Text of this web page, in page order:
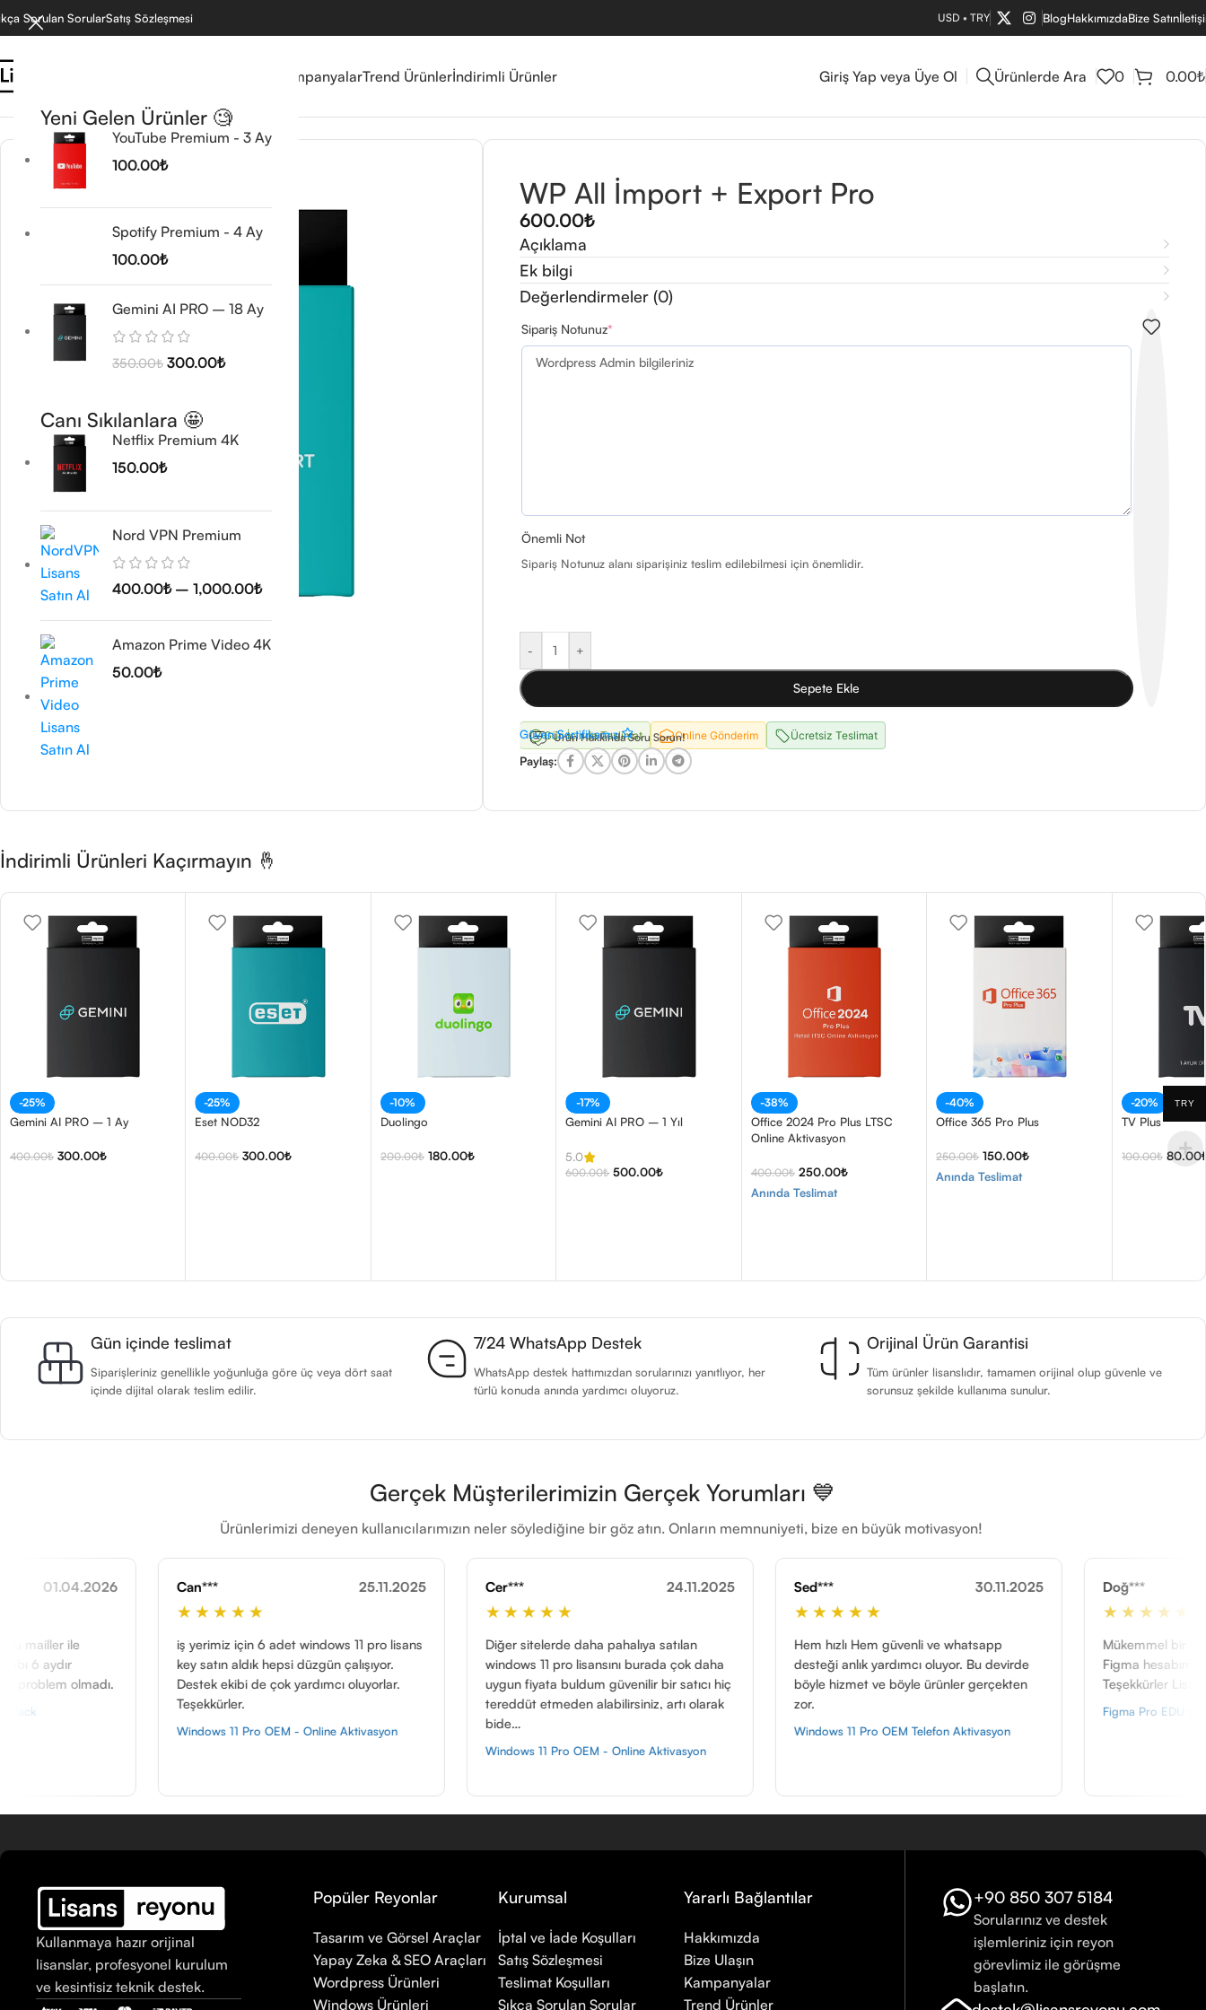
Yeni Gelen Ürünler 🧐
YouTube Premium - 3 Ay
100.00₺
Spotify Premium - 4 Ay
100.00₺
Gemini AI PRO – 18 Ay
350.00₺ 300.00₺
Canı Sıkılanlara 🤩
Netflix Premium 4K
150.00₺
Nord VPN Premium
400.00₺ – 1,000.00₺
Amazon Prime Video 4K
50.00₺
Sorulan SorularSatış Sözleşmesi USD •TRY BlogHakkımızdaBize Satın
KampanyalarTrend Ürünlerİndirimli Ürünler Giriş Yap veya Üye Ol Ürünlerde Ara 0 0.00₺
Ana Sayfa Wordpress Ürünleri Eklentiler /WP All İmport + Export Pro
WP All İmport + Export Pro
600.00₺
Açıklama
Ek bilgi
Değerlendirmeler (0)
Sipariş Notunuz*
Önemli Not
Sipariş Notunuz alanı siparişiniz teslim edilebilmesi için önemlidir.
- +
Sepete Ekle
Gün İçinde Teslimat Online Gönderim Ücretsiz Teslimat
Ürün Hakkında Soru Sorun!
Güven Sertifikamız
Paylaş:
İndirimli Ürünleri Kaçırmayın 🤞
-25%
Gemini AI PRO – 1 Ay
400.00₺ 300.00₺
-25%
Eset NOD32
400.00₺ 300.00₺
-10%
Duolingo
200.00₺ 180.00₺
-17%
Gemini AI PRO – 1 Yıl
5.0
600.00₺ 500.00₺
-38%
Office 2024 Pro Plus LTSC
Online Aktivasyon
400.00₺ 250.00₺
Anında Teslimat
-40%
Office 365 Pro Plus
250.00₺ 150.00₺
Anında Teslimat
-20%
TV Plus
100.00₺ 80.00
Gün içinde teslimat
Siparişleriniz genellikle yoğunluğa göre üç veya dört saat
içinde dijital olarak teslim edilir.
7/24 WhatsApp Destek
WhatsApp destek hattımızdan sorularınızı yanıtlıyor, her
türlü konuda anında yardımcı oluyoruz.
Orijinal Ürün Garantisi
Tüm ürünler lisanslıdır, tamamen orijinal olup güvenle ve
sorunsuz şekilde kullanıma sunulur.
Gerçek Müşterilerimizin Gerçek Yorumları 💙
Ürünlerimizi deneyen kullanıcılarımızın neler söylediğine bir göz atın. Onların memnuniyeti, bize en büyük motivasyon!
Can*** 25.11.2025
iş yerimiz için 6 adet windows 11 pro lisans
key satın aldık hepsi düzgün çalışıyor.
Destek ekibi de çok yardımcı oluyorlar.
Windows 11 Pro OEM - Online Aktivasyon
Cer*** 24.11.2025
Diğer sitelerde daha pahalıya satılan
windows 11 pro lisansını burada çok daha
uygun fiyata buldum güvenilir bir satıcı hiç
tereddüt etmeden alabilirsiniz, artı olarak
bide…
Windows 11 Pro OEM - Online Aktivasyon
Sed*** 30.11.2025
Hem hızlı Hem güvenli ve whatsapp
desteği anlık yardımcı oluyor. Bu devirde
böyle hizmet ve böyle ürünler gerçekten
zor.
Windows 11 Pro OEM Telefon Aktivasyon
Doğ*** 13.12.2025
Mükemmel bir şey ya, yarım saat filan oldu
Figma hesabım EDU Pro plana dönüştü.
Teşekkürler Lisans Reyonu
Kullanmaya hazır orijinal
lisanslar, profesyonel kurulum
ve kesintisiz teknik destek.
Popüler Reyonlar
Tasarım ve Görsel Araçlar
Yapay Zeka & SEO Araçları
Wordpress Ürünleri
Windows Ürünleri
Kurumsal
İptal ve İade Koşulları
Satış Sözleşmesi
Teslimat Koşulları
Sıkça Sorulan Sorular
Yararlı Bağlantılar
Hakkımızda
Bize Ulaşın
Kampanyalar
Trend Ürünler
+90 850 307 5184
Sorularınız ve destek
işlemleriniz için reyon
görevlimiz ile görüşme
başlatın.
TRY